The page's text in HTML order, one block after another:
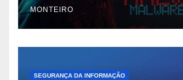
MONTEIRO
SEGURANÇA DA INFORMAÇÃO